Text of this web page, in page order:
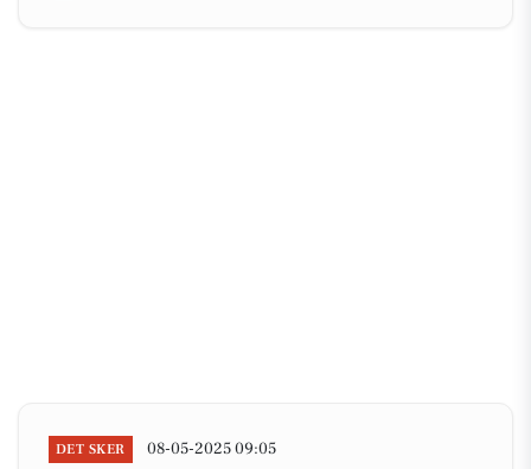
DET SKER 08-05-2025 09:05